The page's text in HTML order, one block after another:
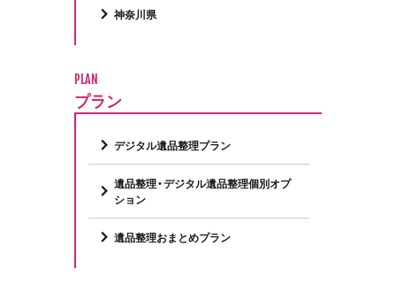
神奈川県
PLAN
プラン
デジタル遺品整理プラン
遺品整理・デジタル遺品整理個別オプ
ション
遺品整理おまとめプラン